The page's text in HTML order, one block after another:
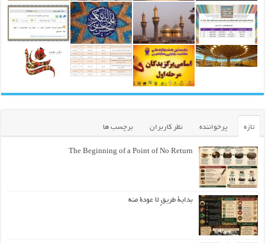
تازه پرخواننده نظر کاربران برچسب ها
The Beginning of a Point of No Return
بداية طريقٍ لا عودة منه